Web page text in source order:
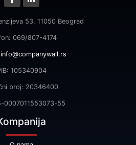
53, 11050 Beograd
069/807-4174
info@companywall.rs
105340904
broj: 20346400
0007011553073-55